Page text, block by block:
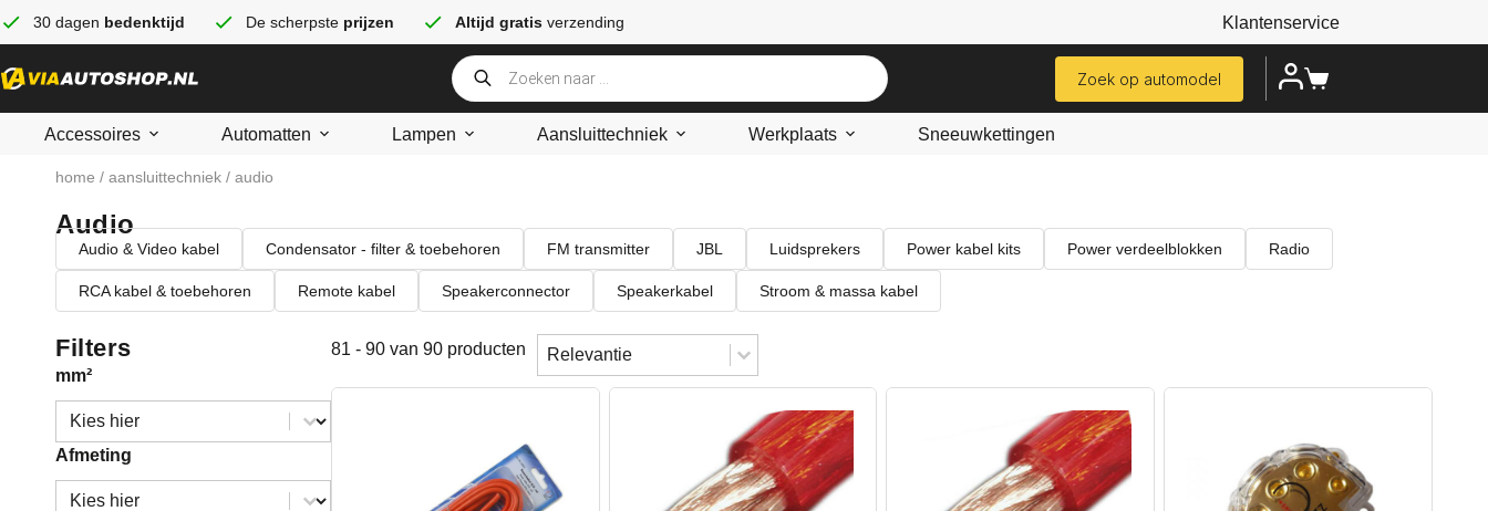
30 dagen bedenktijd De scherpste prijzen Altijd gratis verzending Klantenservice
Zoek op automodel
Accessoires Automatten Lampen Aansluittechniek Werkplaats Sneeuwkettingen
home / aansluittechniek / audio
Audio
Audio & Video kabel Condensator - filter & toebehoren FM transmitter JBL Luidsprekers Power kabel kits Power verdeelblokken Radio
RCA kabel & toebehoren Remote kabel Speakerconnector Speakerkabel Stroom & massa kabel
Filters
mm²
mm²
mm²
Afmeting
Afmeting
Afmeting
81 - 90 van 90 producten Sorteren
Sort content
Sort content